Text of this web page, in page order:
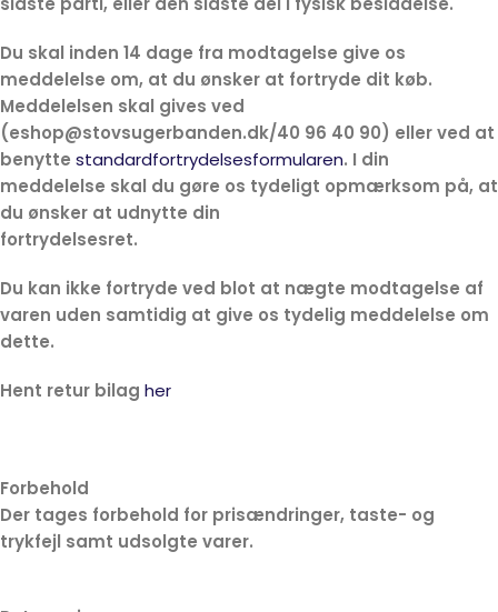
Du skal inden 14 dage fra modtagelse give os
meddelelse om, at du ønsker at fortryde dit køb.
Meddelelsen skal gives ved
(eshop@stovsugerbanden.dk/40 96 40 90) eller ved at
benytte standardfortrydelsesformularen. I din
meddelelse skal du gøre os tydeligt opmærksom på, at
du ønsker at udnytte din
Du kan ikke fortryde ved blot at nægte modtagelse af
varen uden samtidig at give os tydelig meddelelse om
dette.
Hent retur bilag her
Forbehold
Der tages forbehold for prisændringer, taste- og
trykfejl samt udsolgte varer.